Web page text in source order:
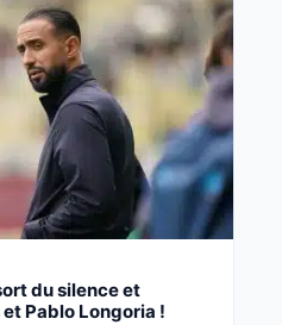
du silence et
Pablo Longoria !